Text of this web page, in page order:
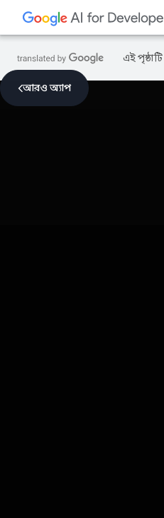
এই পৃষ্ঠাটি
আরও অ্যাপ